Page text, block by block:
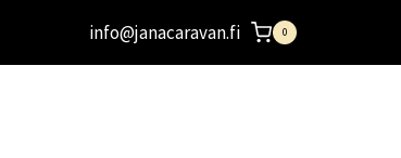
info@janacaravan.fi 0